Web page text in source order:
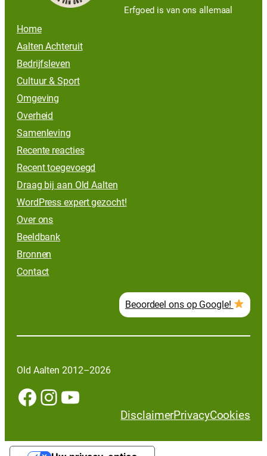
Erfgoed is van ons allemaal
Home
Aalten Achteruit
Bedrijfsleven
Cultuur & Sport
Omgeving
Overheid
Samenleving
Recente reacties
Recent toegevoegd
Draag bij aan Old Aalten
WordPress expert gezocht!
Over ons
Beeldbank
Bronnen
Contact
Beoordeel ons op Google!
Old Aalten 2012–2026
Facebook InstagramYouTube
DisclaimerPrivacyCookies